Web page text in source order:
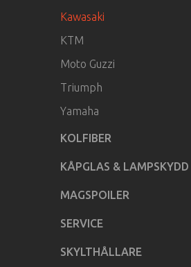
Kawasaki
KTM
Moto Guzzi
Triumph
Yamaha
KOLFIBER
KÅPGLAS & LAMPSKYDD
MAGSPOILER
SERVICE
SKYLTHÅLLARE